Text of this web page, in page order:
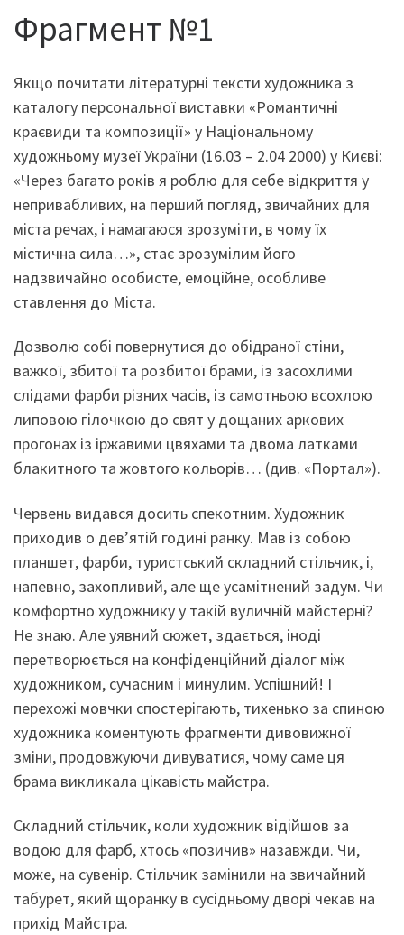
Фрагмент №1
Якщо почитати літературні тексти художника з
каталогу персональної виставки «Романтичні
краєвиди та композиції» у Національному
художньому музеї України (16.03 – 2.04 2000) у Києві:
«Через багато років я роблю для себе відкриття у
непривабливих, на перший погляд, звичайних для
міста речах, і намагаюся зрозуміти, в чому їх
містична сила…», стає зрозумілим його
надзвичайно особисте, емоційне, особливе
ставлення до Міста.
Дозволю собі повернутися до обідраної стіни,
важкої, збитої та розбитої брами, із засохлими
слідами фарби різних часів, із самотньою всохлою
липовою гілочкою до свят у дощаних аркових
прогонах із іржавими цвяхами та двома латками
блакитного та жовтого кольорів… (див. «Портал»).
Червень видався досить спекотним. Художник
приходив о дев’ятій годині ранку. Мав із собою
планшет, фарби, туристський складний стільчик, і,
напевно, захопливий, але ще усамітнений задум. Чи
комфортно художнику у такій вуличній майстерні?
Не знаю. Але уявний сюжет, здається, іноді
перетворюється на конфіденційний діалог між
художником, сучасним і минулим. Успішний! І
перехожі мовчки спостерігають, тихенько за спиною
художника коментують фрагменти дивовижної
зміни, продовжуючи дивуватися, чому саме ця
брама викликала цікавість майстра.
Складний стільчик, коли художник відійшов за
водою для фарб, хтось «позичив» назавжди. Чи,
може, на сувенір. Стільчик замінили на звичайний
табурет, який щоранку в сусідньому дворі чекав на
прихід Майстра.